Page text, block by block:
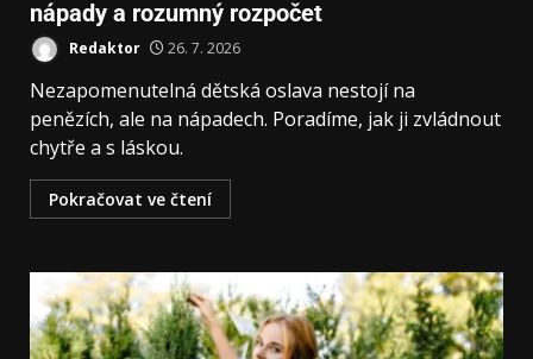
nápady a rozumný rozpočet
Redaktor 26. 7. 2026
Nezapomenutelná dětská oslava nestojí na
penězích, ale na nápadech. Poradíme, jak ji zvládnout
chytře a s láskou.
Pokračovat ve čtení